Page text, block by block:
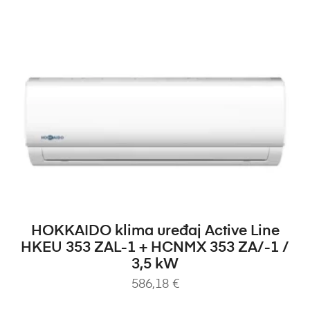
DODAJ U KOŠARICU
HOKKAIDO klima uređaj Active Line
HKEU 353 ZAL-1 + HCNMX 353 ZA/-1 /
3,5 kW
586,18 €